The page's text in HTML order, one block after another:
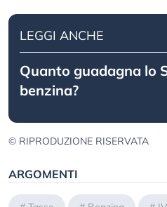
LEGGI ANCHE
Quanto guadagna lo
benzina?
© RIPRODUZIONE RISERVATA
ARGOMENTI